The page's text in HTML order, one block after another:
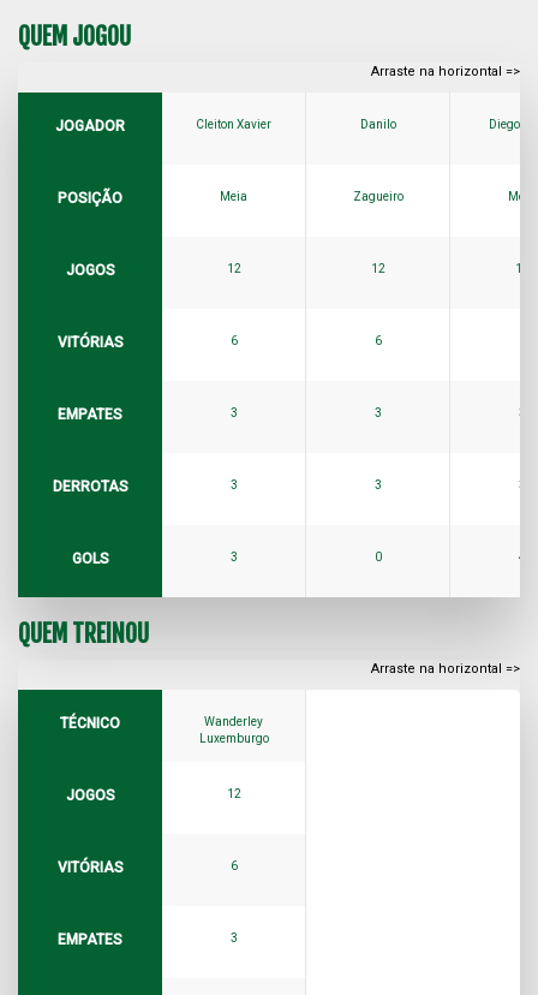
QUEM JOGOU
JOGADOR
POSIÇÃO
JOGOS
VITÓRIAS
EMPATES
DERROTAS
GOLS
Cleiton Xavier
Meia
12
6
3
3
3
Danilo
Zagueiro
12
6
3
3
0
Diego
Meia
12
3
3
4
QUEM TREINOU
TÉCNICO
JOGOS
VITÓRIAS
EMPATES
Wanderley
Luxemburgo
12
6
3